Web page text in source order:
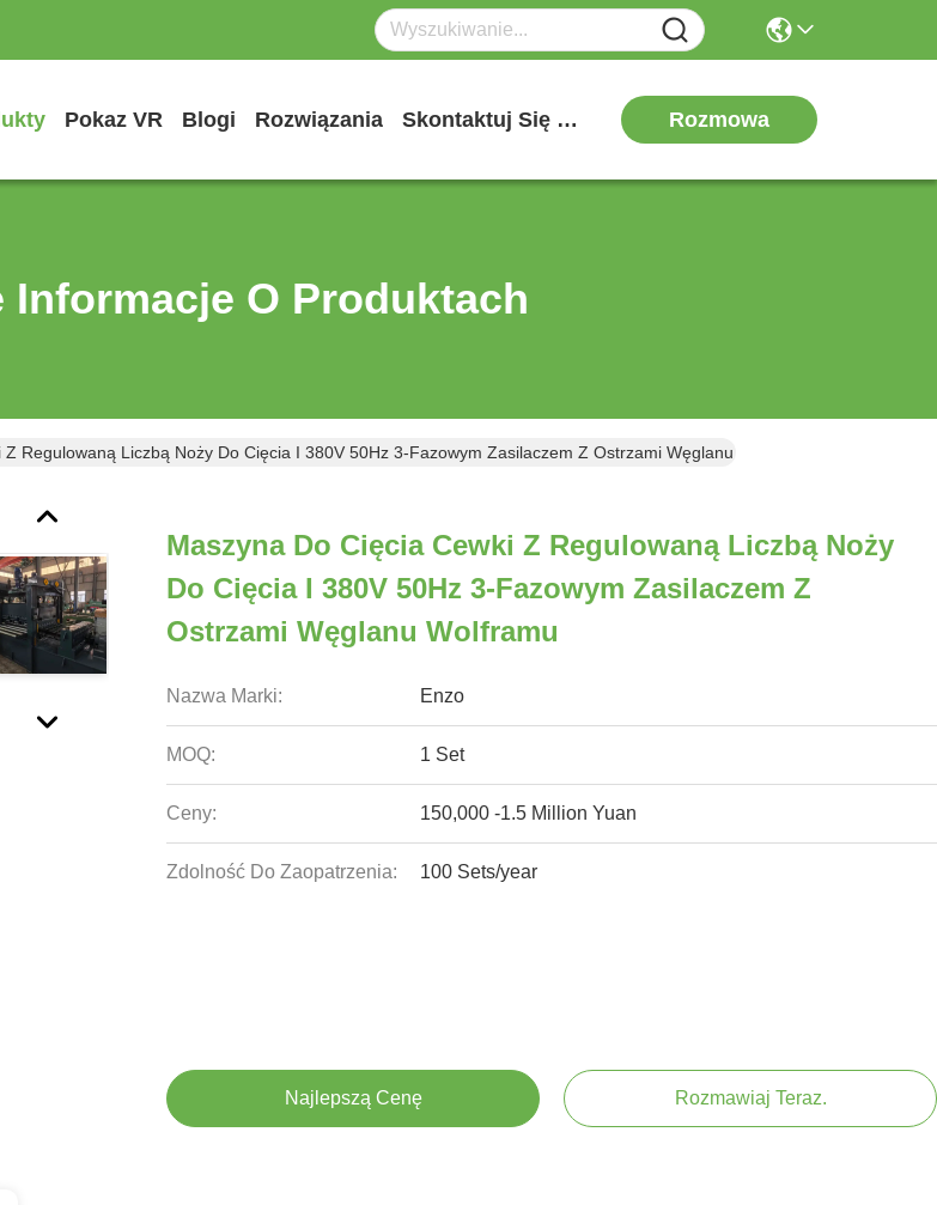
Pokaz VR Blogi Rozwiązania Skontaktuj Się Z Nami Rozmowa
Informacje O Produktach
Regulowaną Liczbą Noży Do Cięcia I 380V 50Hz 3-Fazowym Zasilaczem Z Ostrzami Węglanu Wolframu
Maszyna Do Cięcia Cewki Z Regulowaną Liczbą Noży
Do Cięcia I 380V 50Hz 3-Fazowym Zasilaczem Z
Ostrzami Węglanu Wolframu
Nazwa Marki: Enzo
MOQ: 1 Set
Ceny: 150,000 -1.5 Million Yuan
Zdolność Do Zaopatrzenia: 100 Sets/year
Najlepszą Cenę Rozmawiaj Teraz.